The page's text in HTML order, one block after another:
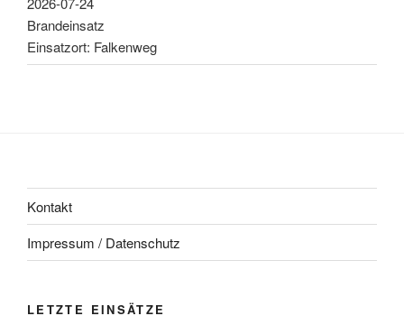
Brandeinsatz
Einsatzort: Falkenweg
Kontakt
Impressum / Datenschutz
LETZTE EINSÄTZE